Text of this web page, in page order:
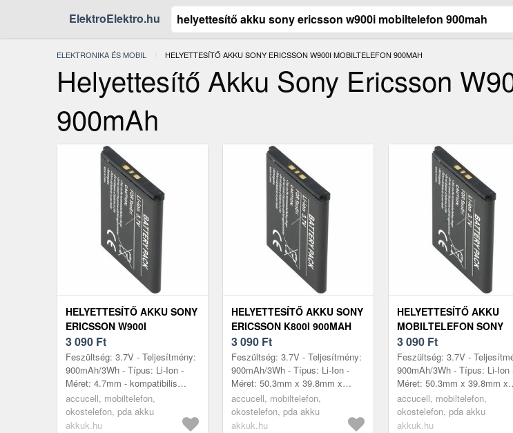
ElektroElektro.hu
ELEKTRONIKA ÉS MOBIL JELENLEGI:
HELYETTESÍTŐ AKKU SONY ERICSSON W900I MOBILTELEFON 900MAH
Helyettesítő Akku Sony Ericsson
900mAh
HELYETTESÍTŐ AKKU SONY
ERICSSON W900I
MOBILTELEFON 900MAH
3 090 Ft
Feszültség: 3.7V - Teljesítmény:
900mAh/3Wh - Típus: Li-Ion -
Méret: 4.7mm - kompatibilis
modellek: W900i, Sony Ericsson
W900i
accucell, mobiltelefon,
okostelefon, pda akku
akkuk.hu
HELYETTESÍTŐ AKKU SONY
ERICSSON K800I 900MAH
MOBILTELEFON
3 090 Ft
Feszültség: 3.7V - Teljesítmény:
900mAh/3Wh - Típus: Li-Ion -
Méret: 50.3mm x 39.8mm x
4.7mm - kompatibilis modellek:
K800i, Sony Ericsson K550i, S...
accucell, mobiltelefon,
okostelefon, pda akku
akkuk.hu
HELYETTESÍTŐ AKKU
MOBILTELEFON SONY
ERICSSON K550I 3, 7V
900MAH LI-ION
3 090 Ft
Feszültség: 3.7V -
900mAh/3Wh - Típus: Li-Ion
Méret: 50.3mm x 39.8mm x
4.7mm - kompatibilis
Sony Ericsson K550i, Sony
accucell, mobiltelefon,
okostelefon, pda akku
akkuk.hu